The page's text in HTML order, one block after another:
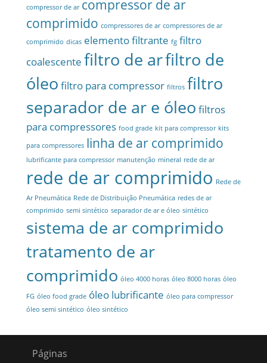
compressor de ar compressor de ar
comprimido compressores de ar compressores de ar
comprimido dicas elemento filtrante fg filtro
coalescente filtro de arfiltro de
óleo filtro para compressor filtros filtro
separador de ar e óleo filtros
para compressores food grade kit para compressor kits
para compressores linha de ar comprimido
lubrificante para compressor manutenção mineral rede de ar
rede de ar comprimido Rede de
Ar Pneumática Rede de Distribuição Pneumática redes de ar
comprimido semi sintético separador de ar e óleo sintético
sistema de ar comprimido
tratamento de ar
comprimido óleo 4000 horas óleo 8000 horas óleo
FG óleo food grade óleo lubrificante óleo para compressor
óleo semi sintético óleo sintético
Páginas